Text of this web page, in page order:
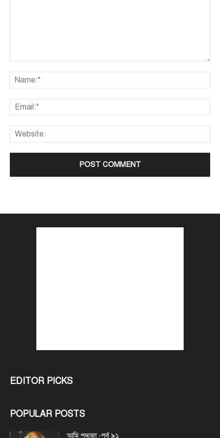
EDITOR PICKS
POPULAR POSTS
আমি পদ্মজা -পর্ব ৯১